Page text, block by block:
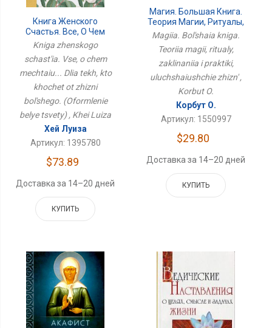
Книга Женского
Счастья. Все, О Чем
Мечтаю... Для Тех, Кто
Хочет От Жизни
Большего. (Оформление
Белые Цветы)
Kniga zhenskogo
schast'ia. Vse, o chem
mechtaiu... Dlia tekh, kto
khochet ot zhizni
bol'shego. (Oformlenie
belye tsvety) , Khei Luiza
Хей Луиза
Артикул: 1395780
$73.89
Доставка за 14–20 дней
КУПИТЬ
Магия. Большая Книга.
Теория Магии, Ритуалы,
Заклинания И Практики,
Улучшающие Жизнь
Magiia. Bol'shaia kniga.
Teoriia magii, ritualy,
zaklinaniia i praktiki,
uluchshaiushchie zhizn' ,
Korbut O.
Корбут О.
Артикул: 1550997
$29.80
Доставка за 14–20 дней
КУПИТЬ